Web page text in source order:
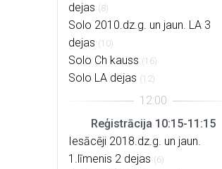
dejas (8)
Solo 2010.dz.g. un jaun. LA 3
dejas (10)
Solo Ch kauss (16)
Solo LA dejas (12)
Reģistrācija 10:15-11:15
Iesācēji 2018.dz.g. un jaun.
1.līmenis 2 dejas (6)